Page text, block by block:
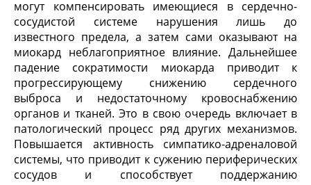
могут компенсировать имеющиеся в сердечно-
сосудистой системе нарушения лишь до
известного предела, а затем сами оказывают на
миокард неблагоприятное влияние. Дальнейшее
падение сократимости миокарда приводит к
прогрессирующему снижению сердечного
выброса и недостаточному кровоснабжению
органов и тканей. Это в свою очередь включает в
патологический процесс ряд других механизмов.
Повышается активность симпатико-адреналовой
системы, что приводит к сужению периферических
сосудов и способствует поддержанию